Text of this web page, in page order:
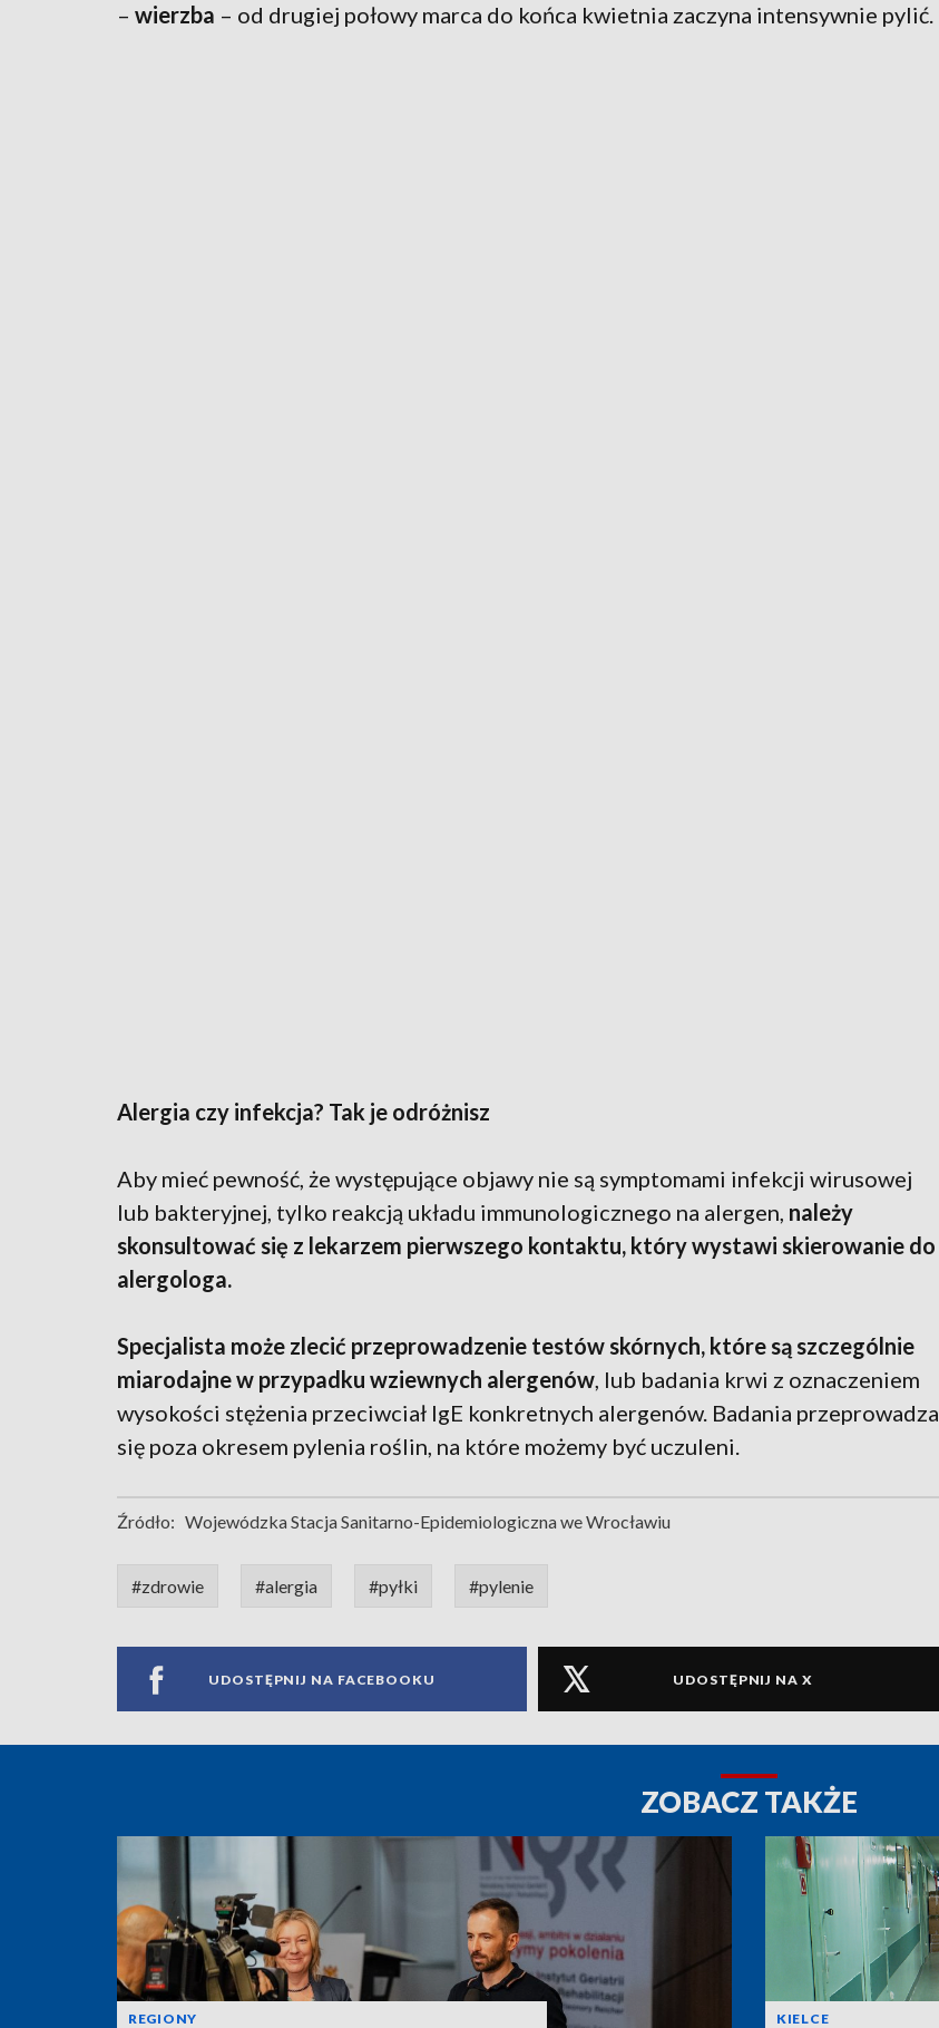
– wierzba – od drugiej połowy marca do końca kwietnia zaczyna intensywnie pylić.
Alergia czy infekcja? Tak je odróżnisz
Aby mieć pewność, że występujące objawy nie są symptomami infekcji wirusowej
lub bakteryjnej, tylko reakcją układu immunologicznego na alergen, należy
skonsultować się z lekarzem pierwszego kontaktu, który wystawi skierowanie do
alergologa.
Specjalista może zlecić przeprowadzenie testów skórnych, które są szczególnie
miarodajne w przypadku wziewnych alergenów, lub badania krwi z oznaczeniem
wysokości stężenia przeciwciał IgE konkretnych alergenów. Badania przeprowadza
się poza okresem pylenia roślin, na które możemy być uczuleni.
Źródło: Wojewódzka Stacja Sanitarno-Epidemiologiczna we Wrocławiu
#zdrowie #alergia #pyłki #pylenie
UDOSTĘPNIJ NA FACEBOOKU UDOSTĘPNIJ NA X
ZOBACZ TAKŻE
REGIONY KIELCE